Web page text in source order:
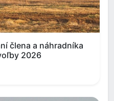
člena a náhradníka
2026